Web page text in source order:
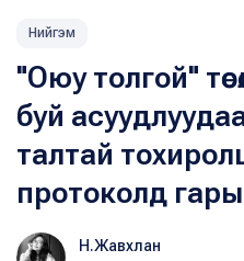
Нийгэм
"Оюу толгой"
буй
талтай
протоколд
Н.Жавхлан